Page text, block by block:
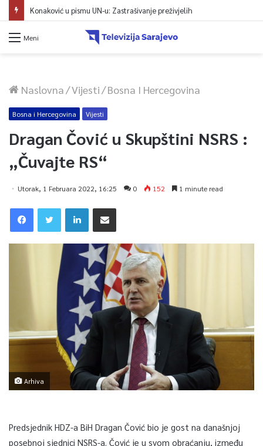
Konaković u pismu UN-u: Zastrašivanje preživjelih
Meni
Naslovna/Vijesti/Bosna I Hercegovina
Bosna i Hercegovina Vijesti
Dragan Čović u Skupštini NSRS :
„Čuvajte RS“
Utorak, 1 Februara 2022, 16:25 0 152 1 minute read
Arhiva
Predsjednik HDZ-a BiH Dragan Čović bio je gost na današnjoj
posebnoj sjednici NSRS-a. Čović je u svom obraćanju, između